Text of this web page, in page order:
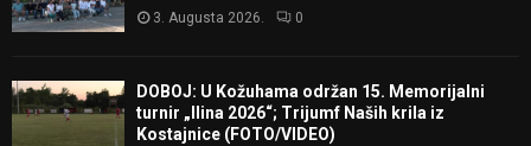
3. Augusta 2026. 0
DOBOJ: U Kožuhama održan 15. Memorijalni
turnir „Ilina 2026“; Trijumf Naših krila iz
Kostajnice (FOTO/VIDEO)